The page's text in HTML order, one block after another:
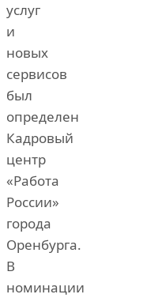
услуг
и
новых
сервисов
был
определен
Кадровый
центр
«Работа
России»
города
Оренбурга.
В
номинации